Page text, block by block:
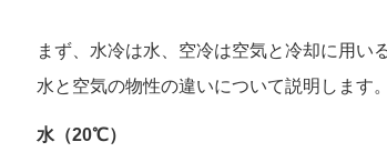
まず、水冷は水、空冷は空気と冷却に用い
水と空気の物性の違いについて説明します。
水（20℃）